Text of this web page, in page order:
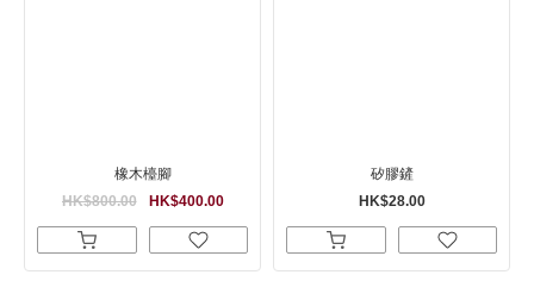
橡木檯腳
HK$400.00
HK$800.00
矽膠鏟
HK$28.00